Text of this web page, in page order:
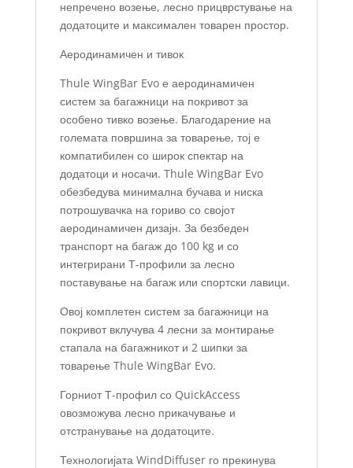
непречено возење, лесно прицврстување на
додатоците и максимален товарен простор.
Аеродинамичен и тивок
Thule WingBar Evo е аеродинамичен
систем за багажници на покривот за
особено тивко возење. Благодарение на
големата површина за товарење, тој е
компатибилен со широк спектар на
додатоци и носачи. Thule WingBar Evo
обезбедува минимална бучава и ниска
потрошувачка на гориво со својот
аеродинамичен дизајн. За безбеден
транспорт на багаж до 100 kg и со
интегрирани Т-профили за лесно
поставување на багаж или спортски лавици.
Овој комплетен систем за багажници на
покривот вклучува 4 лесни за монтирање
стапала на багажникот и 2 шипки за
товарење Thule WingBar Evo.
Горниот Т-профил со QuickAccess
овозможува лесно прикачување и
отстранување на додатоците.
Технологијата WindDiffuser го прекинува